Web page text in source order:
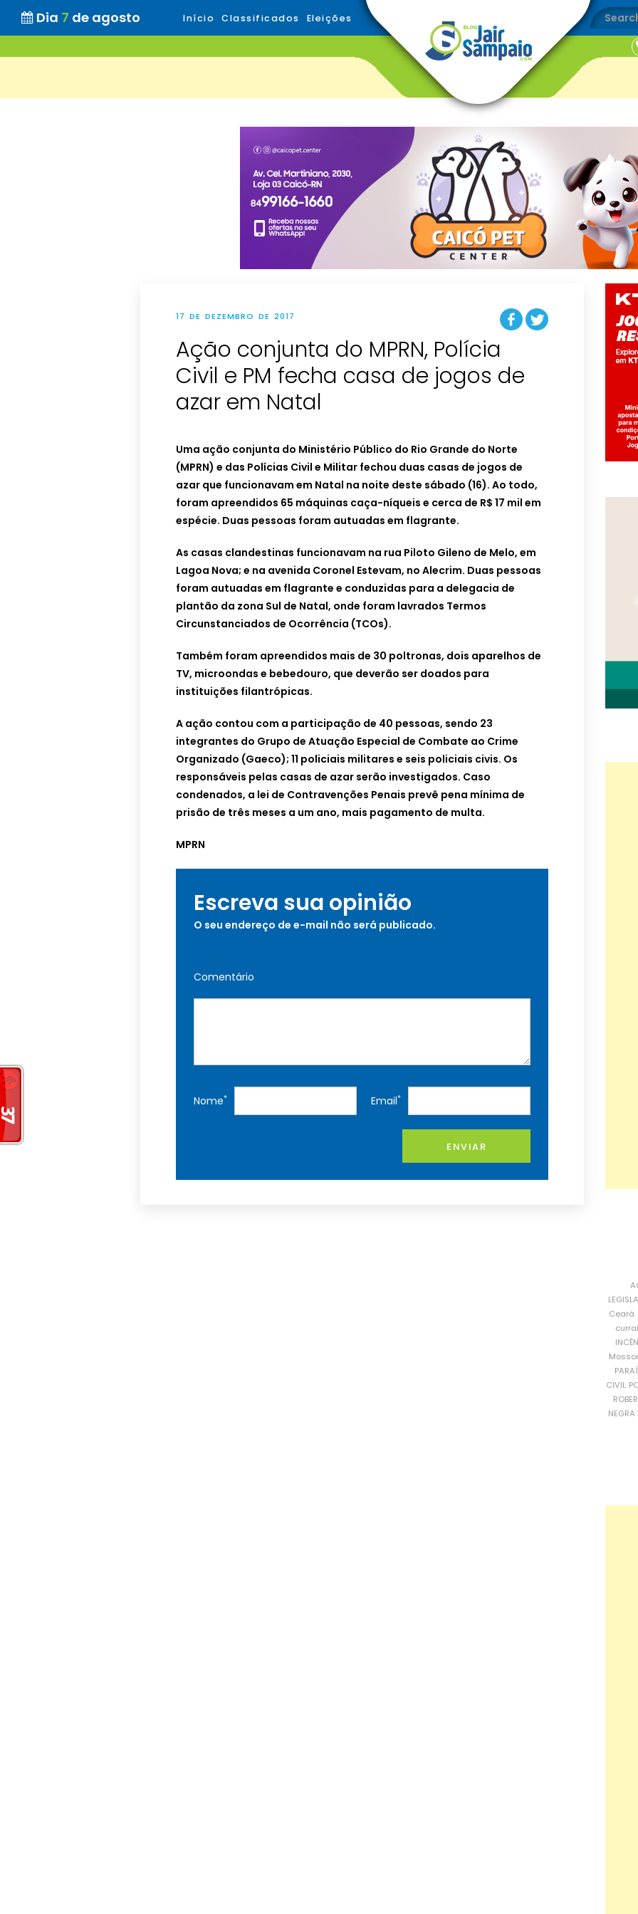
Dia 7 de agosto Início Classificados Eleições
17 DE DEZEMBRO DE 2017
Ação conjunta do MPRN, Polícia
Civil e PM fecha casa de jogos de
azar em Natal
Uma ação conjunta do Ministério Público do Rio Grande do Norte
(MPRN) e das Polícias Civil e Militar fechou duas casas de jogos de
azar que funcionavam em Natal na noite deste sábado (16). Ao todo,
foram apreendidos 65 máquinas caça-níqueis e cerca de R$ 17 mil em
espécie. Duas pessoas foram autuadas em flagrante.
As casas clandestinas funcionavam na rua Piloto Gileno de Melo, em
Lagoa Nova; e na avenida Coronel Estevam, no Alecrim. Duas pessoas
foram autuadas em flagrante e conduzidas para a delegacia de
plantão da zona Sul de Natal, onde foram lavrados Termos
Circunstanciados de Ocorrência (TCOs).
Também foram apreendidos mais de 30 poltronas, dois aparelhos de
TV, microondas e bebedouro, que deverão ser doados para
instituições filantrópicas.
A ação contou com a participação de 40 pessoas, sendo 23
integrantes do Grupo de Atuação Especial de Combate ao Crime
Organizado (Gaeco); 11 policiais militares e seis policiais civis. Os
responsáveis pelas casas de azar serão investigados. Caso
condenados, a lei de Contravenções Penais prevê pena mínima de
prisão de três meses a um ano, mais pagamento de multa.
MPRN
Escreva sua opinião
O seu endereço de e-mail não será publicado.
Comentário
Nome* Email*
ENVIAR
Ceará
CIVIL
NEGRA